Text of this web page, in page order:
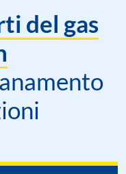
del gas